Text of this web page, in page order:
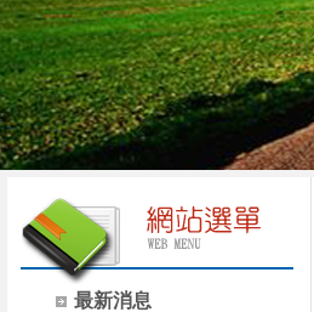
最新消息